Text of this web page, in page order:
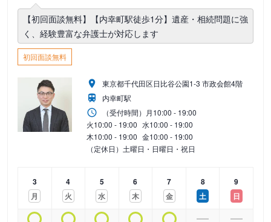
【初回面談無料】【内幸町駅徒歩1分】遺産・相続問題に強
く、経験豊富な弁護士が対応します
初回面談無料
東京都千代田区日比谷公園1-3 市政会館4階
内幸町駅
（受付時間） 月10:00 - 19:00
火10:00 - 19:00 水10:00 - 19:00
木10:00 - 19:00 金10:00 - 19:00
（定休日）土曜日・日曜日・祝日
3
月
4
火
5
水
6
木
7
金
8
土
9
日